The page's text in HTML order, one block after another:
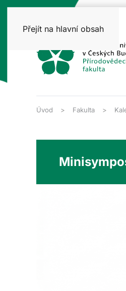
Přejít na hlavní obsah
Úvod Fakulta